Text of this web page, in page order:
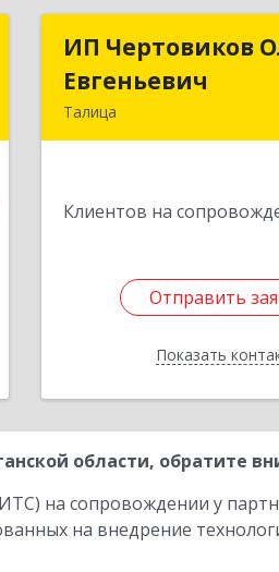
ИП Чертовиков
Евгеньевич
Талица
Клиентов на
Отправить
Показать
ИП
Отправить
Назад
области, обратите
на сопровождении у
на внедрение